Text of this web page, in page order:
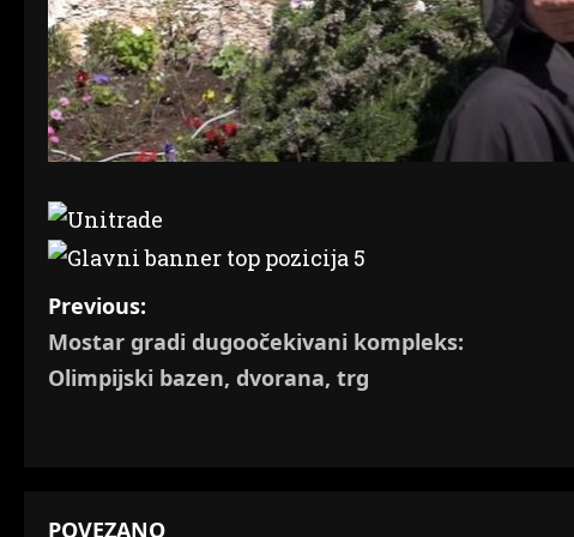
P
o
n
Previous:
Mostar gradi dugoočekivani kompleks:
Olimpijski bazen, dvorana, trg
POVEZANO